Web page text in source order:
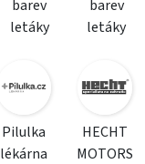
barev
letáky
barev
letáky
Pilulka
lékárna
HECHT
MOTORS